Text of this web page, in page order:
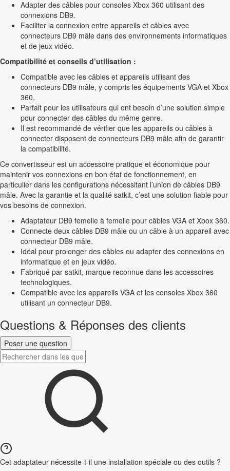
Adapter des câbles pour consoles Xbox 360 utilisant des
connexions DB9.
Faciliter la connexion entre appareils et câbles avec
connecteurs DB9 mâle dans des environnements informatiques
et de jeux vidéo.
Compatibilité et conseils d’utilisation :
Compatible avec les câbles et appareils utilisant des
connecteurs DB9 mâle, y compris les équipements VGA et Xbox
360.
Parfait pour les utilisateurs qui ont besoin d’une solution simple
pour connecter des câbles du même genre.
Il est recommandé de vérifier que les appareils ou câbles à
connecter disposent de connecteurs DB9 mâle afin de garantir
la compatibilité.
Ce convertisseur est un accessoire pratique et économique pour
maintenir vos connexions en bon état de fonctionnement, en
particulier dans les configurations nécessitant l’union de câbles DB9
mâle. Avec la garantie et la qualité satkit, c’est une solution fiable pour
vos besoins de connexion.
Adaptateur DB9 femelle à femelle pour câbles VGA et Xbox 360.
Connecte deux câbles DB9 mâle ou un câble à un appareil avec
connecteur DB9 mâle.
Idéal pour prolonger des câbles ou adapter des connexions en
informatique et en jeux vidéo.
Fabriqué par satkit, marque reconnue dans les accessoires
technologiques.
Compatible avec les appareils VGA et les consoles Xbox 360
utilisant un connecteur DB9.
Questions & Réponses des clients
Poser une question
Cet adaptateur nécessite-t-il une installation spéciale ou des outils ?